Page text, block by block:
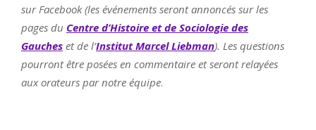
sur Facebook (les événements seront annoncés sur les
pages du Centre d’Histoire et de Sociologie des
Gauches et de l’Institut Marcel Liebman). Les questions
pourront être posées en commentaire et seront relayées
aux orateurs par notre équipe.